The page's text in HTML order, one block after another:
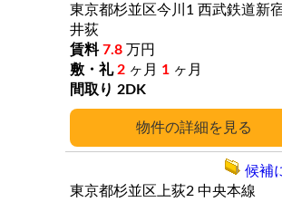
詳細
東京都杉並区今川1 西武鉄道新
井荻
7.8 万円
2 ヶ月 1 ヶ月
2DK
東京都杉並区上荻2 中央本線
候補